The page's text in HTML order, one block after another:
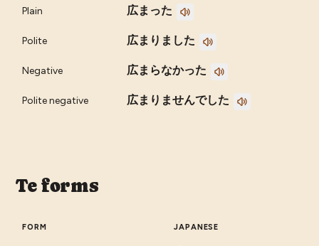
Plain 広まった
Polite 広まりました
Negative 広まらなかった
Polite negative 広まりませんでした
Te forms
FORM JAPANESE